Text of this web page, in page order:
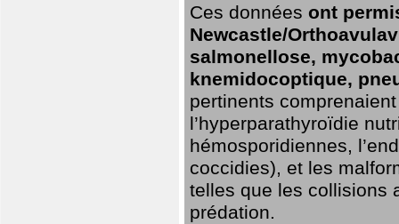
Ces données ont
Newcastle/
salmonellose,
knemidocoptique,
pertinents
l’hyperparathyroïdie
hémosporidiennes,
coccidies), et les
telles que les collisions
prédation.